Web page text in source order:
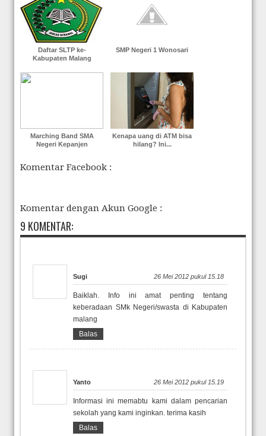
Daftar SLTP ke-
Kabupaten Malang
SMP Negeri 1 Wonosari
Marching Band SMA
Negeri Kepanjen
Kenapa uang di ATM bisa
hilang? Ini...
Komentar Facebook :
Komentar dengan Akun Google :
9 KOMENTAR:
Sugi 26 Mei 2012 pukul 15.18
Baiklah. Info ini amat penting tentang
keberadaan SMk Negeri/swasta di Kabupaten
malang
Balas
Yanto 26 Mei 2012 pukul 15.19
Informasi ini memabtu kami dalam pencarian
sekolah yang kami inginkan. terima kasih
Balas